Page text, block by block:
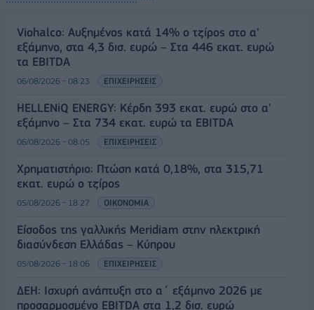
Viohalco: Αυξημένος κατά 14% ο τζίρος στο α'
εξάμηνο, στα 4,3 δισ. ευρώ – Στα 446 εκατ. ευρώ
τα EBITDA
06/08/2026 - 08:23 ΕΠΙΧΕΙΡΗΣΕΙΣ
HELLENiQ ENERGY: Κέρδη 393 εκατ. ευρώ στο α'
εξάμηνο – Στα 734 εκατ. ευρώ τα EBITDA
06/08/2026 - 08:05 ΕΠΙΧΕΙΡΗΣΕΙΣ
Χρηματιστήριο: Πτώση κατά 0,18%, στα 315,71
εκατ. ευρώ ο τζίρος
05/08/2026 - 18:27 ΟΙΚΟΝΟΜΙΑ
Είσοδος της γαλλικής Meridiam στην ηλεκτρική
διασύνδεση Ελλάδας – Κύπρου
05/08/2026 - 18:06 ΕΠΙΧΕΙΡΗΣΕΙΣ
ΔΕΗ: Ισχυρή ανάπτυξη στο α΄ εξάμηνο 2026 με
προσαρμοσμένο EBITDA στα 1,2 δισ. ευρώ